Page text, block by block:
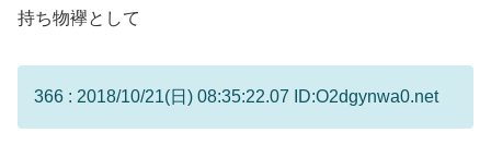
持ち物襷として
366 : 2018/10/21(日) 08:35:22.07 ID:O2dgynwa0.net